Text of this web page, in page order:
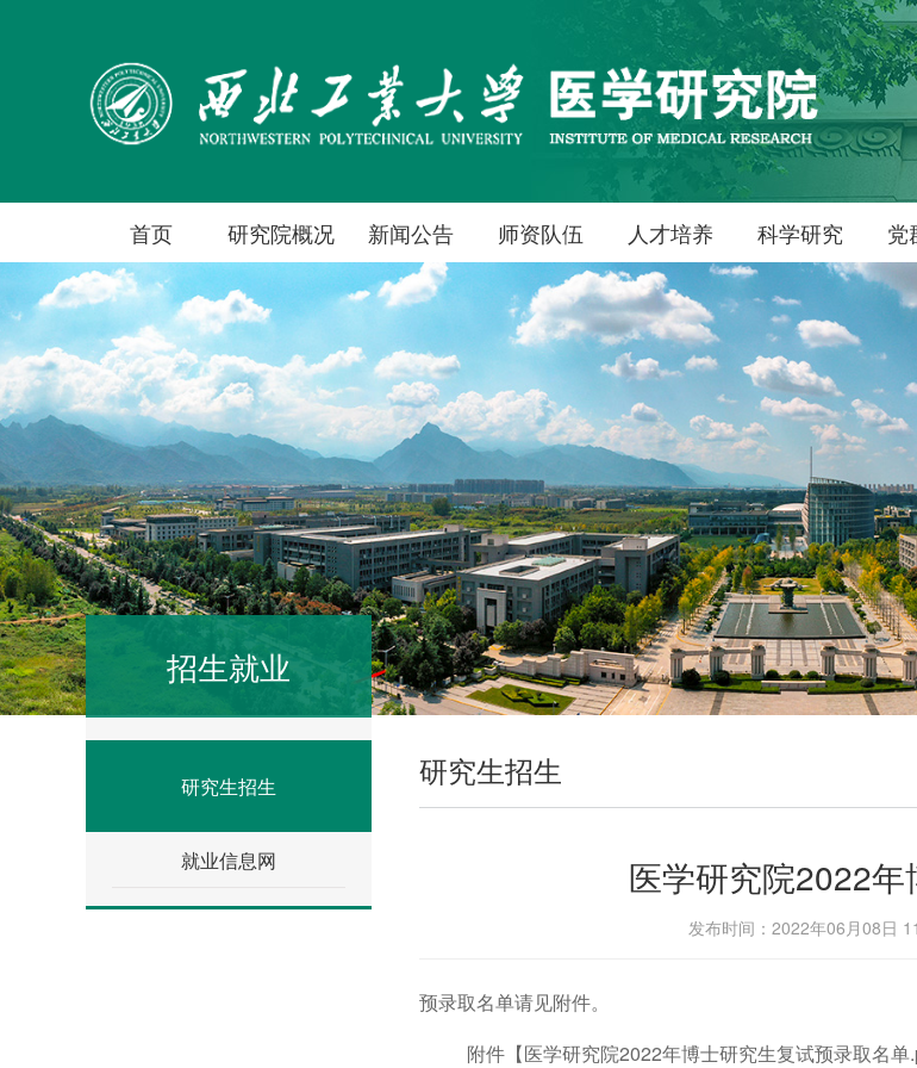
首页 研究院概况 新闻公告 师资队伍 人才培养 科学研究 党
招生就业
研究生招生
就业信息网
研究生招生
医学研究院2022
发布时间：2022年06月08
预录取名单请见附件。
附件【医学研究院2022年博士研究生复试预录取名单